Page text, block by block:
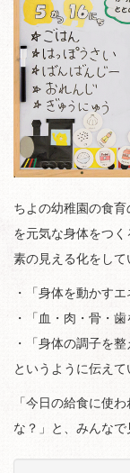
ちよの幼稚園の食
を元気な身体をつ
素の見える化をして
・「身体を動かす
・「血・肉・骨・
・「身体の調子を
というように伝えて
「今日の給食に使
な？」と、みんなで